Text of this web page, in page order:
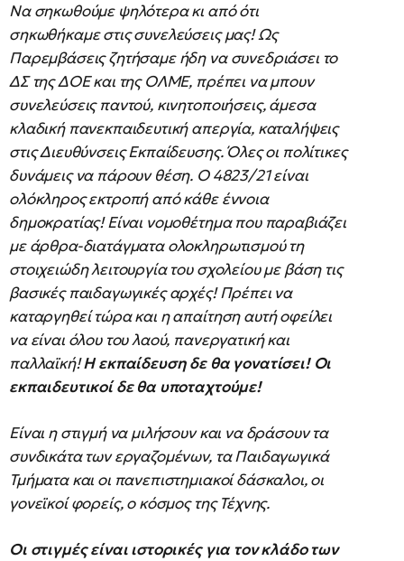
Να σηκωθούμε ψηλότερα κι από ότι
σηκωθήκαμε στις συνελεύσεις μας! Ως
Παρεμβάσεις ζητήσαμε ήδη να συνεδριάσει το
ΔΣ της ΔΟΕ και της ΟΛΜΕ, πρέπει να μπουν
συνελεύσεις παντού, κινητοποιήσεις, άμεσα
κλαδική πανεκπαιδευτική απεργία, καταλήψεις
στις Διευθύνσεις Εκπαίδευσης. Όλες οι πολίτικες
δυνάμεις να πάρουν θέση. Ο 4823/21 είναι
ολόκληρος εκτροπή από κάθε έννοια
δημοκρατίας! Είναι νομοθέτημα που παραβιάζει
με άρθρα-διατάγματα ολοκληρωτισμού τη
στοιχειώδη λειτουργία του σχολείου με βάση τις
βασικές παιδαγωγικές αρχές! Πρέπει να
καταργηθεί τώρα και η απαίτηση αυτή οφείλει
να είναι όλου του λαού, πανεργατική και
παλλαϊκή!Η εκπαίδευση δε θα γονατίσει! Οι
εκπαιδευτικοί δε θα υποταχτούμε!
Είναι η στιγμή να μιλήσουν και να δράσουν τα
συνδικάτα των εργαζομένων, τα Παιδαγωγικά
Τμήματα και οι πανεπιστημιακοί δάσκαλοι, οι
γονεϊκοί φορείς, ο κόσμος της Τέχνης.
Οι στιγμές είναι ιστορικές για τον κλάδο των